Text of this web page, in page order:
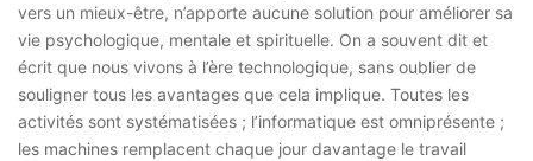
vers un mieux-être, n’apporte aucune solution pour améliorer sa
vie psychologique, mentale et spirituelle. On a souvent dit et
écrit que nous vivons à l’ère technologique, sans oublier de
souligner tous les avantages que cela implique. Toutes les
activités sont systématisées ; l’informatique est omniprésente ;
les machines remplacent chaque jour davantage le travail